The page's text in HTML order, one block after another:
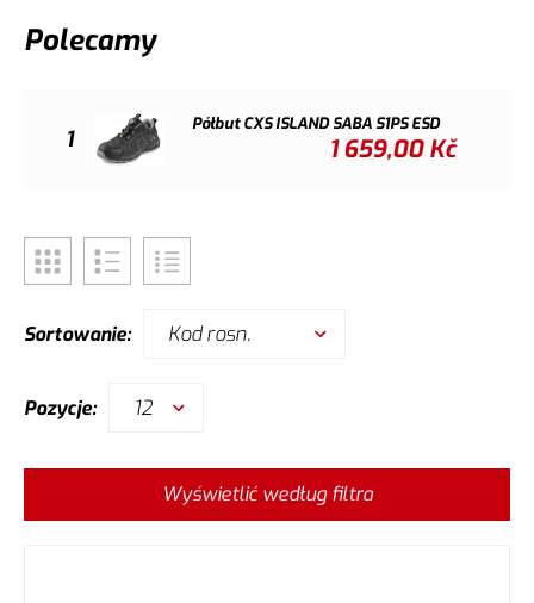
Polecamy
1
Półbut CXS ISLAND SABA S1PS ESD
1 659,00Kč
Sortowanie: Kod rosn.
Pozycje: 12
Wyświetlić według filtra